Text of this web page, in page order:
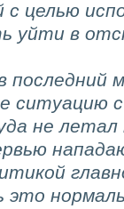
с целью
уйти в
ситуацию
не
это